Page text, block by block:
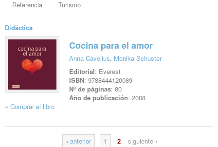
Referencia Turismo
Didáctica
Cocina para el amor
Anna Cavelius, Monika Schuster
Editorial: Everest
ISBN: 9788444120089
Nº de páginas: 80
Año de publicación: 2008
» Comprar el libro
‹anterior 1 2 siguiente ›